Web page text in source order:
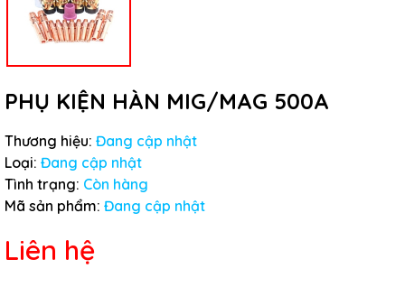
PHỤ KIỆN HÀN MIG/MAG 500A
Thương hiệu: Đang cập nhật
Loại: Đang cập nhật
Tình trạng: Còn hàng
Mã sản phẩm: Đang cập nhật
Liên hệ